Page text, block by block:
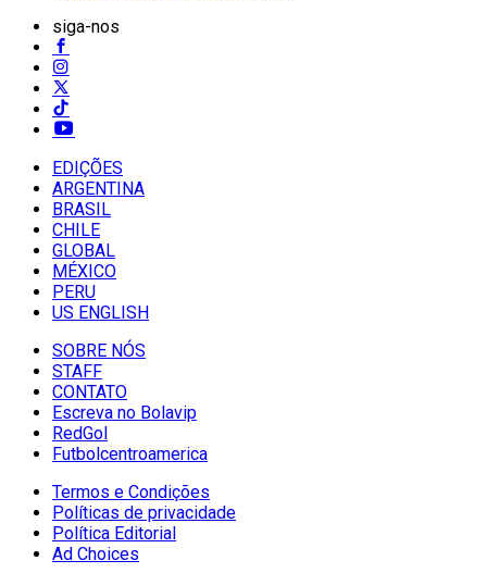
siga-nos
EDIÇÕES
ARGENTINA
BRASIL
CHILE
GLOBAL
MÉXICO
PERU
US ENGLISH
SOBRE NÓS
STAFF
CONTATO
Escreva no Bolavip
RedGol
Futbolcentroamerica
Termos e Condições
Políticas de privacidade
Política Editorial
Ad Choices